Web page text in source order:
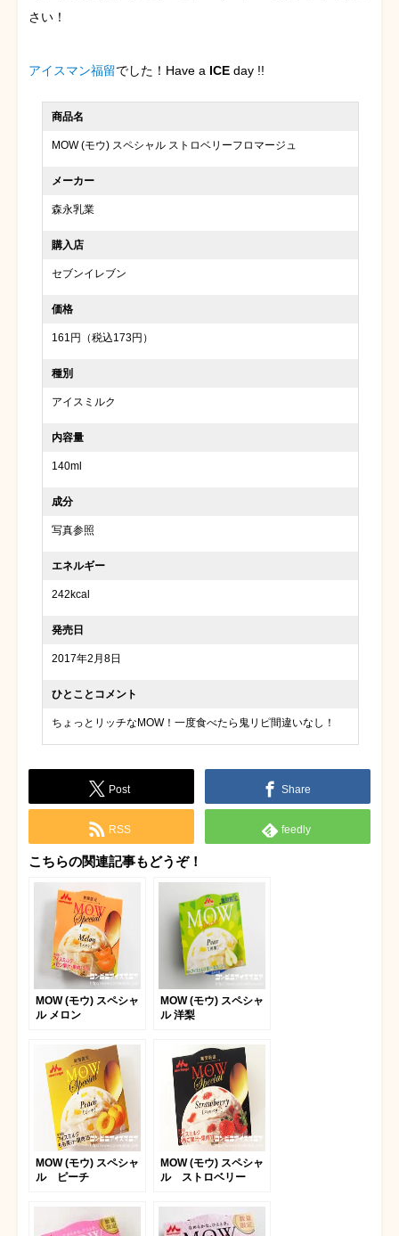
さい！
アイスマン福留でした！Have a ICE day !!
商品名
MOW (モウ) スペシャル ストロベリーフロマージュ
メーカー
森永乳業
購入店
セブンイレブン
価格
161円（税込173円）
種別
アイスミルク
内容量
140ml
成分
写真参照
エネルギー
242kcal
発売日
2017年2月8日
ひとことコメント
ちょっとリッチなMOW！一度食べたら鬼リピ間違いなし！
Post Share
RSS feedly
こちらの関連記事もどうぞ！
MOW (モウ) スペシャ
ル メロン
MOW (モウ) スペシャ
ル 洋梨
MOW (モウ) スペシャ
ル ピーチ
MOW (モウ) スペシャ
ル ストロベリー